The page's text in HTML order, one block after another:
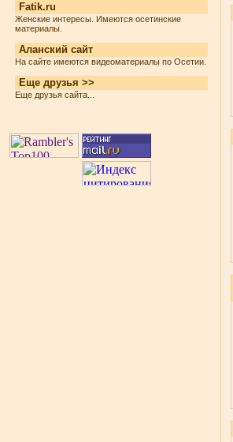
Fatik.ru
Женские интересы. Имеются осетинские
материалы.
Аланский сайт
На сайте имеются видеоматериалы по Осетии.
Еще друзья >>
Еще друзья сайта...